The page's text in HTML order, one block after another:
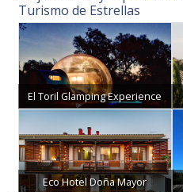
Turismo de Estrellas
El Toril Glamping Experience
Eco Hotel Doña Mayor